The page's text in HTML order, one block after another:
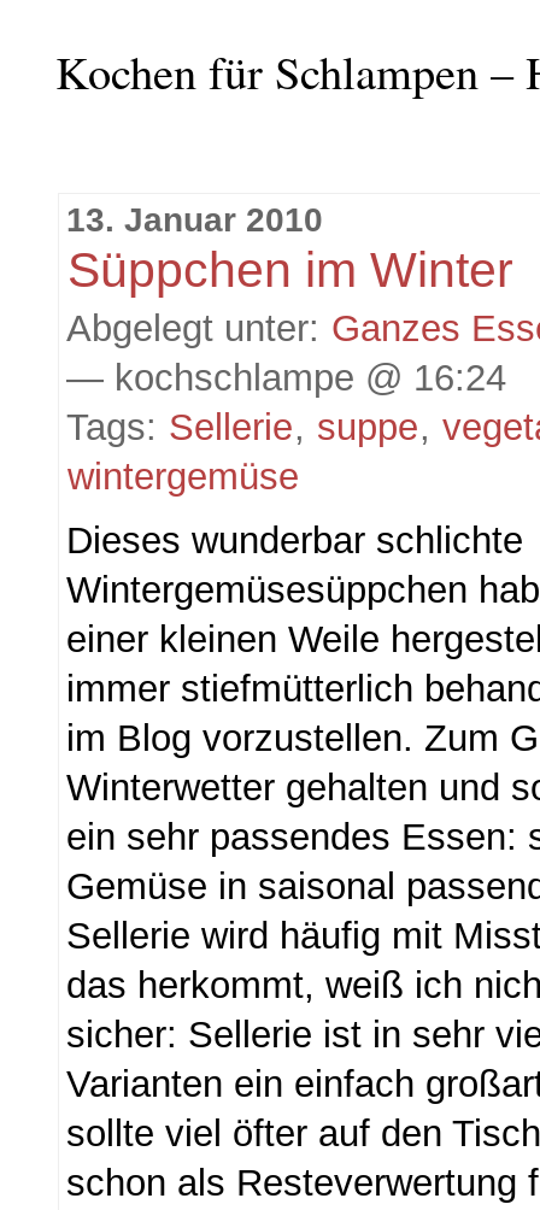
Kochen für Schlampen
13. Januar 2010
Süppchen im Winter
Abgelegt unter: Ganzes
— kochschlampe @ 16:24
Tags: Sellerie, suppe,
wintergemüse
Dieses wunderbar schlichte
Wintergemüsesüppchen
einer kleinen Weile
immer stiefmütterlich
im Blog vorzustellen. Zum
Winterwetter gehalten und
ein sehr passendes Essen:
Gemüse in saisonal
Sellerie wird häufig mit
das herkommt, weiß ich
sicher: Sellerie ist in sehr
Varianten ein einfach
sollte viel öfter auf den
schon als Resteverwertung